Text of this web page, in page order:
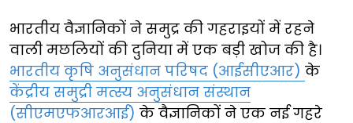
भारतीय वैज्ञानिकों ने समुद्र की गहराइयों में रहने
वाली मछलियों की दुनिया में एक बड़ी खोज की है।
भारतीय कृषि अनुसंधान परिषद (आईसीएआर) के
केंद्रीय समुद्री मत्स्य अनुसंधान संस्थान
(सीएमएफआरआई) के वैज्ञानिकों ने एक नई गहरे